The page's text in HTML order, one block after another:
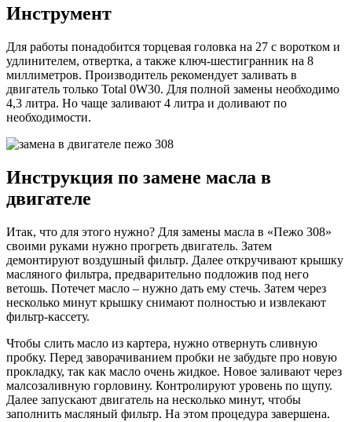
Инструмент
Для работы понадобится торцевая головка на 27 с воротком и
удлинителем, отвертка, а также ключ-шестигранник на 8
миллиметров. Производитель рекомендует заливать в
двигатель только Total 0W30. Для полной замены необходимо
4,3 литра. Но чаще заливают 4 литра и доливают по
необходимости.
Инструкция по замене масла в
двигателе
Итак, что для этого нужно? Для замены масла в «Пежо 308»
своими руками нужно прогреть двигатель. Затем
демонтируют воздушный фильтр. Далее откручивают крышку
масляного фильтра, предварительно подложив под него
ветошь. Потечет масло – нужно дать ему стечь. Затем через
несколько минут крышку снимают полностью и извлекают
фильтр-кассету.
Чтобы слить масло из картера, нужно отвернуть сливную
пробку. Перед заворачиванием пробки не забудьте про новую
прокладку, так как масло очень жидкое. Новое заливают через
малсозаливную горловину. Контролируют уровень по щупу.
Далее запускают двигатель на несколько минут, чтобы
заполнить масляный фильтр. На этом процедура завершена.